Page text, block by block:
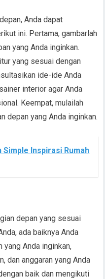
Anda dapat
ini. Pertama, gambarlah
yang Anda inginkan.
yang sesuai dengan
ide-ide Anda
interior agar Anda
Keempat, mulailah
depan yang Anda inginkan.
Simple Inspirasi Rumah
depan yang sesuai
ada baiknya Anda
Anda inginkan,
dan anggaran yang Anda
baik dan mengikuti